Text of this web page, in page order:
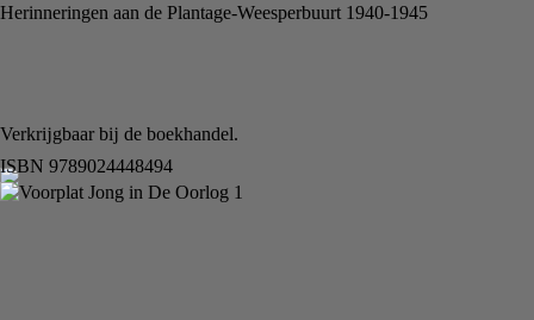
Herinneringen aan de Plantage-Weesperbuurt 1940-1945
Verkrĳgbaar bĳ de boekhandel.
ISBN 9789024448494